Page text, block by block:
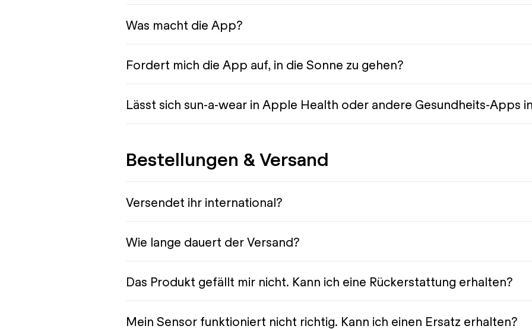
Was macht die App?
Fordert mich die App auf, in die Sonne zu gehen?
Lässt sich sun-a-wear in Apple Health oder andere Gesundheits-Apps
Bestellungen & Versand
Versendet ihr international?
Wie lange dauert der Versand?
Das Produkt gefällt mir nicht. Kann ich eine Rückerstattung erhalten?
Mein Sensor funktioniert nicht richtig. Kann ich einen Ersatz erhalten?